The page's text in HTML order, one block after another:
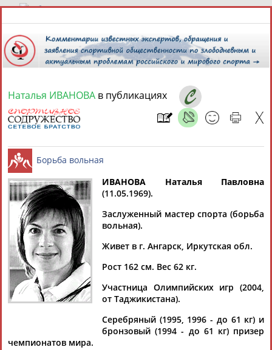
6 августа 2026 года,18:27
Найдено: 13181 Расширенный поиск
Аслаудин
АБАЕВ
Елена
АБАИМОВА
Мария
АБАКУМОВА
АБАЛАКИНА
Дмитрий
АБАРЕНОВ
Тамилла
АБАСОВА
Рамазан
АБАЧАРАЕВ
АБАШИДЗЕ
Флюра
Татьяна
Наталья ИВАНОВА в публикациях
Борьба вольная
ИВАНОВА Наталья Павловна
(11.05.1969).
Заслуженный мастер спорта (борьба
вольная).
Живет в г. Ангарск, Иркутская обл.
Рост 162 см. Вес 62 кг.
Участница Олимпийских игр (2004,
от Таджикистана).
Серебряный (1995, 1996 - до 61 кг) и
бронзовый (1994 - до 61 кг) призер
чемпионатов мира.